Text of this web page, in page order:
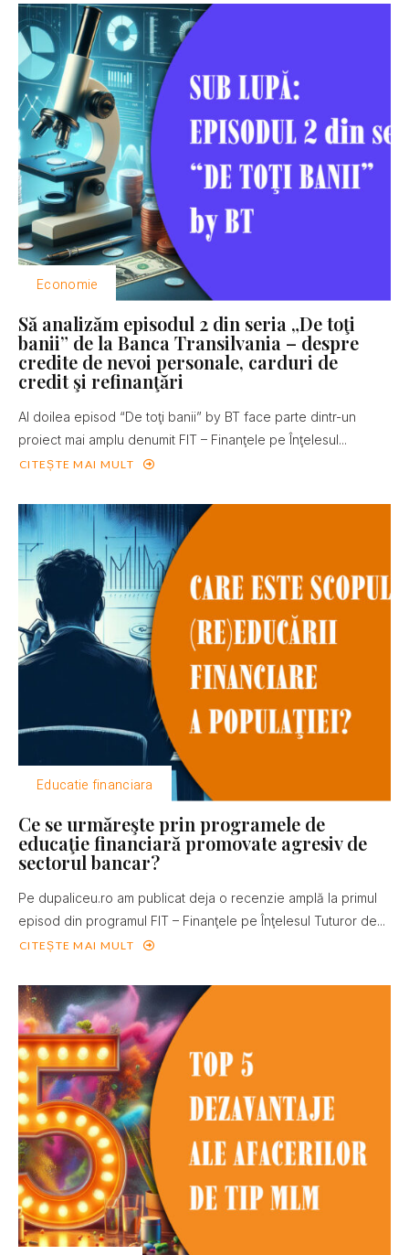
Economie
Să analizăm episodul 2 din seria „De toţi
banii” de la Banca Transilvania – despre
credite de nevoi personale, carduri de
credit şi refinanţări
Al doilea episod “De toţi banii” by BT face parte dintr-un
proiect mai amplu denumit FIT – Finanţele pe Înţelesul...
CITEȘTE MAI MULT
Educatie financiara
Ce se urmăreşte prin programele de
educaţie financiară promovate agresiv de
sectorul bancar?
Pe dupaliceu.ro am publicat deja o recenzie amplă la primul
episod din programul FIT – Finanţele pe Înţelesul Tuturor de...
CITEȘTE MAI MULT